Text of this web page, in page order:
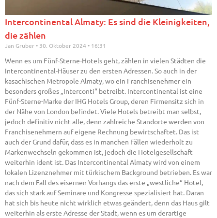
Intercontinental Almaty: Es sind die Kleinigkeiten,
die zählen
Jan Gruber 30. Oktober 2024 16:31
Wenn es um Fünf-Sterne-Hotels geht, zählen in vielen Städten die
Intercontinental-Häuser zu den ersten Adressen. So auch in der
kasachischen Metropole Almaty, wo ein Franchisenehmer ein
besonders großes „Interconti“ betreibt. Intercontinental ist eine
Fünf-Sterne-Marke der IHG Hotels Group, deren Firmensitz sich in
der Nähe von London befindet. Viele Hotels betreibt man selbst,
jedoch definitiv nicht alle, denn zahlreiche Standorte werden von
Franchisenehmern auf eigene Rechnung bewirtschaftet. Das ist
auch der Grund dafür, dass es in manchen Fällen wiederholt zu
Markenwechseln gekommen ist, jedoch die Hotelgesellschaft
weiterhin ident ist. Das Intercontinental Almaty wird von einem
lokalen Lizenznehmer mit türkischem Background betrieben. Es war
nach dem Fall des eisernen Vorhangs das erste „westliche“ Hotel,
das sich stark auf Seminare und Kongresse spezialisiert hat. Daran
hat sich bis heute nicht wirklich etwas geändert, denn das Haus gilt
weiterhin als erste Adresse der Stadt, wenn es um derartige